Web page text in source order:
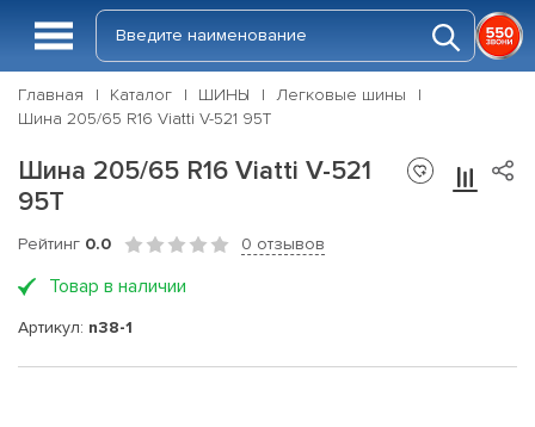
Главная Каталог ШИНЫ
Легковые шины
Шина 205/65 R16 Viatti V-521 95Т
Шина 205/65 R16 Viatti V-521
95Т
Рейтинг 0.0 0 отзывов
Товар в наличии
Артикул: n38-1